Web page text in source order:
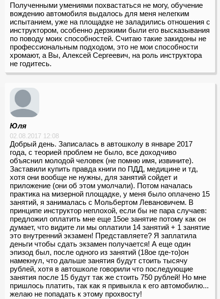
Полученными умениями похвастаться не могу, обучение
вождению автомобиля выдалось для меня нелегким
испытанием, уже на площадке не заладились отношения с
инструктором, особенно дерзкими были его высказывания
по поводу моих способностей. Считаю такие закидоны не
профессиональным подходом, это не мои способности
хромают, а Вы, Алексей Сергеевич, на роль инструктора
не годитесь.
Юля
02.08.2017 12:08
Добрый день. Записалась в автошколу в январе 2017
года, с теорией проблем не было, все доходчиво
объяснил молодой человек (не помню имя, извините).
Заставили купить правда книги по ПДД, медицине и тд,
хотя они вообще не нужны, для занятий сойдет и
приложение (они об этом умолчали). Потом началась
практика на мизерной площадке, у меня было оплачено 15
занятий, я занималась с Мольбертом Левановичем. В
принципе инструктор неплохой, если бы не пара случаев:
предложил оплатить мне еще 15ое занятие потому как он
думает, что видите ли мы оплатили 14 занятий + 1 занятие
это внутренний экзамен! Представляете? Я заплатила
деньги чтобы сдать экзамен получается! А еще один
эпизод был, после одного из занятий (18ое где-то)он
намекнул, что дальше занятия будут стоить тысячу
рублей, хотя в автошколе говорили что последующие
занятия после 15 будут так же стоить 750 рублей! Но мне
пришлось платить, так как я привыкла к его автомобилю...
желаю не попадать к этому прохвосту!